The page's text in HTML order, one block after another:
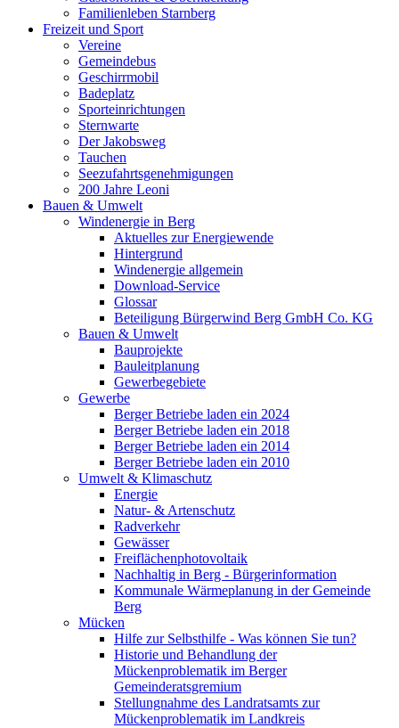
Familienleben Starnberg
Freizeit und Sport
Vereine
Gemeindebus
Geschirrmobil
Badeplatz
Sporteinrichtungen
Sternwarte
Der Jakobsweg
Tauchen
Seezufahrtsgenehmigungen
200 Jahre Leoni
Bauen & Umwelt
Windenergie in Berg
Aktuelles zur Energiewende
Hintergrund
Windenergie allgemein
Download-Service
Glossar
Beteiligung Bürgerwind Berg GmbH Co. KG
Bauen & Umwelt
Bauprojekte
Bauleitplanung
Gewerbegebiete
Gewerbe
Berger Betriebe laden ein 2024
Berger Betriebe laden ein 2018
Berger Betriebe laden ein 2014
Berger Betriebe laden ein 2010
Umwelt & Klimaschutz
Energie
Natur- & Artenschutz
Radverkehr
Gewässer
Freiflächenphotovoltaik
Nachhaltig in Berg - Bürgerinformation
Kommunale Wärmeplanung in der Gemeinde
Berg
Mücken
Hilfe zur Selbsthilfe - Was können Sie tun?
Historie und Behandlung der
Mückenproblematik im Berger
Gemeinderatsgremium
Stellungnahme des Landratsamts zur
Mückenproblematik im Landkreis